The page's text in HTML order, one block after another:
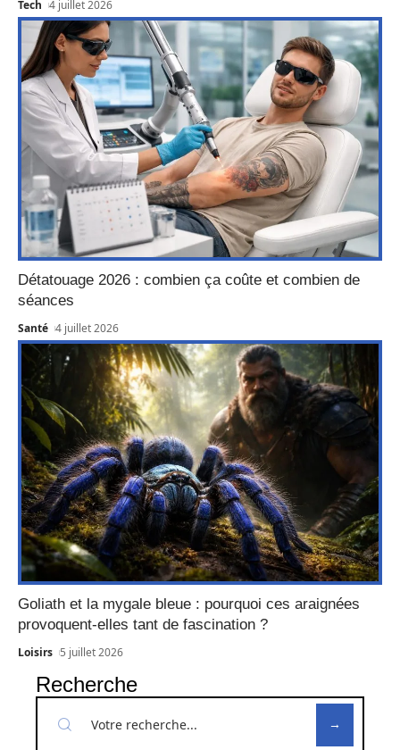
Tech 4 juillet 2026
Détatouage 2026 : combien ça coûte et combien de
séances
Santé 4 juillet 2026
Goliath et la mygale bleue : pourquoi ces araignées
provoquent-elles tant de fascination ?
Loisirs 5 juillet 2026
Recherche